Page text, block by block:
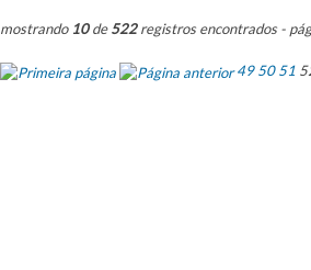
mostrando 10de522registros encontrados -
49 50 51